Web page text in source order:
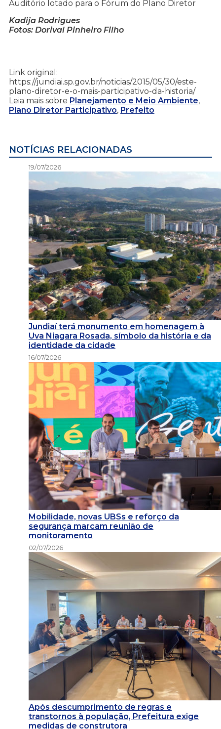
Auditório lotado para o Fórum do Plano Diretor
Kadija Rodrigues
Fotos: Dorival Pinheiro Filho
Link original:
https://jundiai.sp.gov.br/noticias/2015/05/30/este-
plano-diretor-e-o-mais-participativo-da-historia/
Leia mais sobre Planejamento e Meio Ambiente,
Plano Diretor Participativo, Prefeito
NOTÍCIAS RELACIONADAS
19/07/2026
Jundiaí terá monumento em homenagem à
Uva Niagara Rosada, símbolo da história e da
identidade da cidade
16/07/2026
Mobilidade, novas UBSs e reforço da
segurança marcam reunião de
monitoramento
02/07/2026
Após descumprimento de regras e
transtornos à população, Prefeitura exige
medidas de construtora